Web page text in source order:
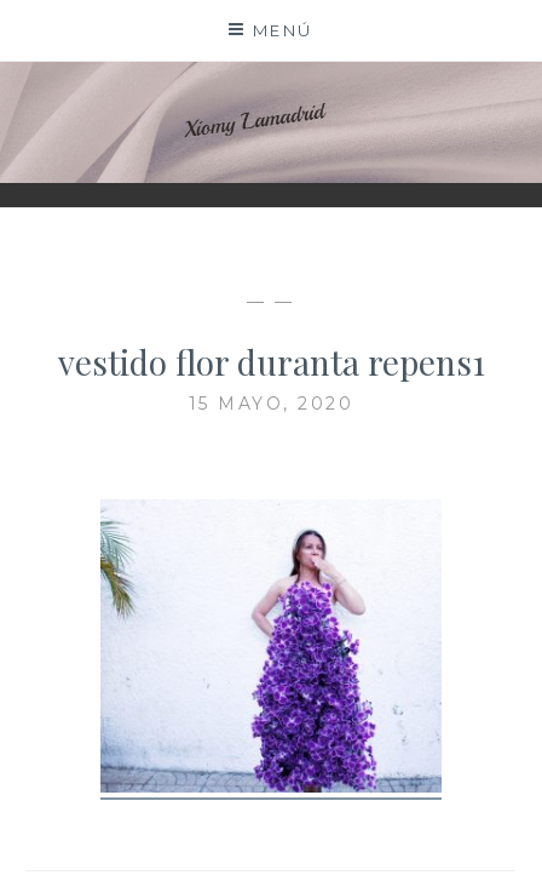
contenido
MENÚ
XIOMY LAMADRID
— —
vestido flor duranta repens1
15 MAYO, 2020